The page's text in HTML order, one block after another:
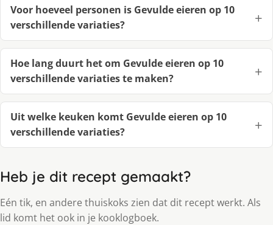
Voor hoeveel personen is Gevulde eieren op 10
verschillende variaties?
Hoe lang duurt het om Gevulde eieren op 10
verschillende variaties te maken?
Uit welke keuken komt Gevulde eieren op 10
verschillende variaties?
Heb je dit recept gemaakt?
Eén tik, en andere thuiskoks zien dat dit recept werkt. Als
lid komt het ook in je kooklogboek.